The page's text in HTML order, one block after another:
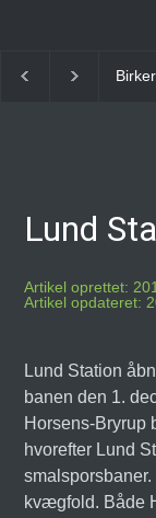
Station
Lund
Artikel oprettet:
Artikel opdateret:
Lund Station
banen den 1.
Horsens-Bryrup
hvorefter Lund
kvægfold. Både